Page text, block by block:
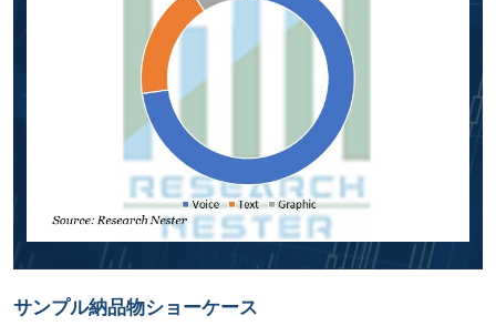
サンプル納品物ショーケース